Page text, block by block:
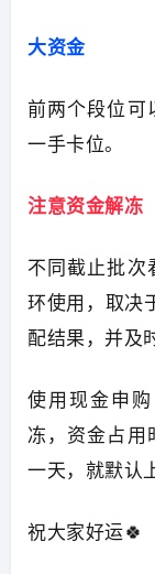
大资金
前两个段位可
一手卡位。
注意资金解冻
不同截止批次
环使用，取决
配结果，并及
使用现金申
冻，资金占用
一天，就默认
祝大家好运🍀